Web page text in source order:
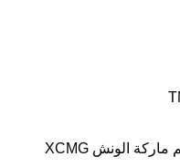
ماركة الونش XCMG